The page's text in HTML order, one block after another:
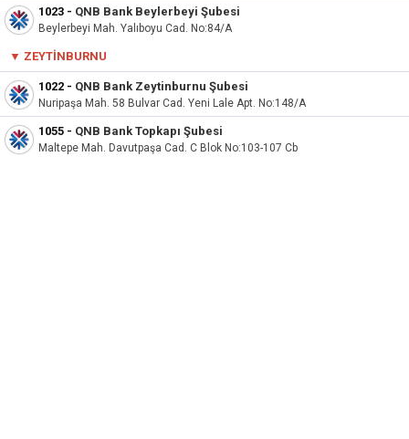
1023 - QNB Bank Beylerbeyi Şubesi
Beylerbeyi Mah. Yalıboyu Cad. No:84/A
▼ ZEYTINBURNU
1022 - QNB Bank Zeytinburnu Şubesi
Nuripaşa Mah. 58 Bulvar Cad. Yeni Lale Apt. No:148/A
1055 - QNB Bank Topkapı Şubesi
Maltepe Mah. Davutpaşa Cad. C Blok No:103-107 Cb